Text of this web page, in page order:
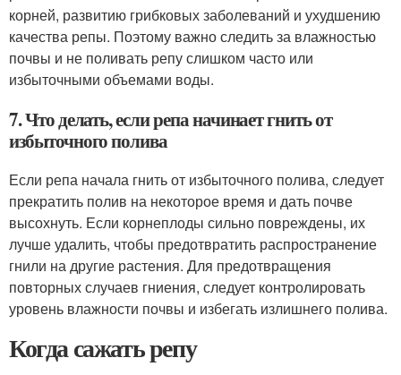
корней, развитию грибковых заболеваний и ухудшению
качества репы. Поэтому важно следить за влажностью
почвы и не поливать репу слишком часто или
избыточными объемами воды.
7. Что делать, если репа начинает гнить от
избыточного полива
Если репа начала гнить от избыточного полива, следует
прекратить полив на некоторое время и дать почве
высохнуть. Если корнеплоды сильно повреждены, их
лучше удалить, чтобы предотвратить распространение
гнили на другие растения. Для предотвращения
повторных случаев гниения, следует контролировать
уровень влажности почвы и избегать излишнего полива.
Когда сажать репу